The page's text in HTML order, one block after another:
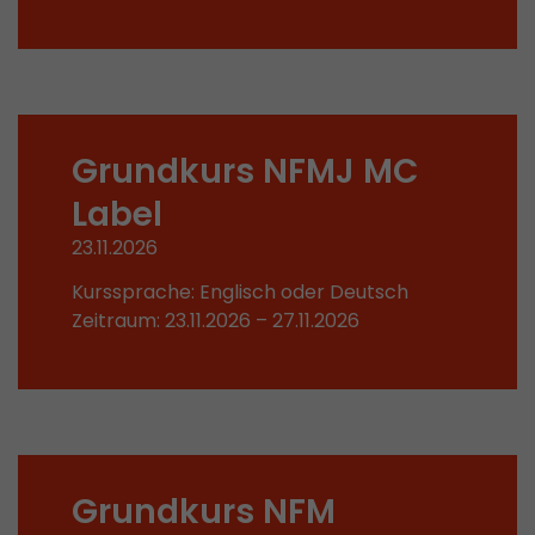
Grundkurs NFMJ MC
Label
23.11.2026
Kurssprache: Englisch oder Deutsch
Zeitraum: 23.11.2026 – 27.11.2026
Grundkurs NFM
Zweck
übergeben wurden. Ebenfalls speichert dieses
aktuelle. Wenn keine Informationen zur
werden können so wird das Cookie nicht
diesem Wege kann Google Analytics
Conversions und E-Commerce Transaktionen
Informationen über vergangene
Registriert eine eindeutige ID, die verwendet